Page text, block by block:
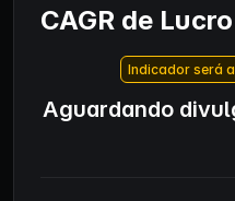
CAGR de Lucro
Indicador será
Aguardando